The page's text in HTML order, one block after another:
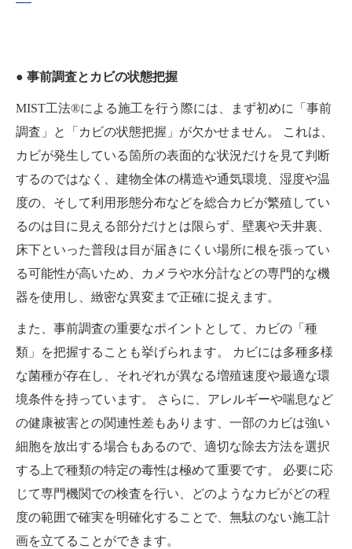
● 事前調査とカビの状態把握
MIST工法®による施工を行う際には、まず初めに「事前
調査」と「カビの状態把握」が欠かせません。 これは、
カビが発生している箇所の表面的な状況だけを見て判断
するのではなく、建物全体の構造や通気環境、湿度や温
度の、そして利用形態分布などを総合カビが繁殖してい
るのは目に見える部分だけとは限らず、壁裏や天井裏、
床下といった普段は目が届きにくい場所に根を張ってい
る可能性が高いため、カメラや水分計などの専門的な機
器を使用し、緻密な異変まで正確に捉えます。
また、事前調査の重要なポイントとして、カビの「種
類」を把握することも挙げられます。 カビには多種多様
な菌種が存在し、それぞれが異なる増殖速度や最適な環
境条件を持っています。 さらに、アレルギーや喘息など
の健康被害との関連性差もあります、一部のカビは強い
細胞を放出する場合もあるので、適切な除去方法を選択
する上で種類の特定の毒性は極めて重要です。 必要に応
じて専門機関での検査を行い、どのようなカビがどの程
度の範囲で確実を明確化することで、無駄のない施工計
画を立てることができます。